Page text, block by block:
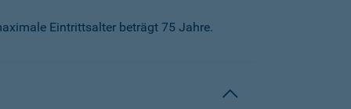
Eintrittsalter beträgt 75 Jahre.